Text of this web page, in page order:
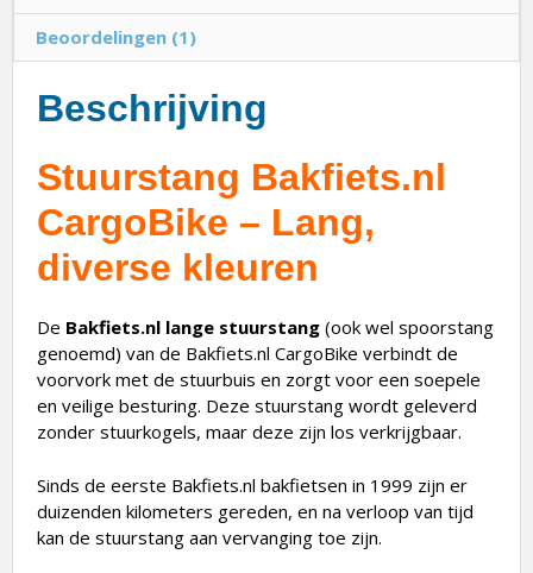
Beoordelingen (1)
Beschrijving
Stuurstang Bakfiets.nl
CargoBike – Lang,
diverse kleuren
De Bakfiets.nl lange stuurstang (ook wel spoorstang
genoemd) van de Bakfiets.nl CargoBike verbindt de
voorvork met de stuurbuis en zorgt voor een soepele
en veilige besturing. Deze stuurstang wordt geleverd
zonder stuurkogels, maar deze zijn los verkrijgbaar.
Sinds de eerste Bakfiets.nl bakfietsen in 1999 zijn er
duizenden kilometers gereden, en na verloop van tijd
kan de stuurstang aan vervanging toe zijn.